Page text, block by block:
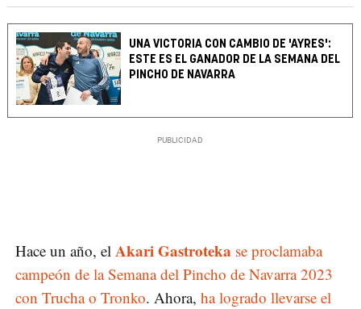
UNA VICTORIA CON CAMBIO DE 'AYRES':
ESTE ES EL GANADOR DE LA SEMANA DEL
PINCHO DE NAVARRA
Hace un año, el Akari Gastroteka se proclamaba
campeón de la Semana del Pincho de Navarra 2023
con Trucha o Tronko. Ahora, ha logrado llevarse el